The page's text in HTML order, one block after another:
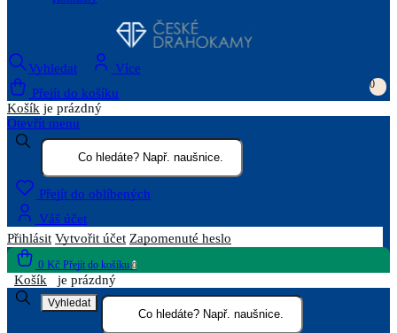
Vyhledat
Více
Přejít do košíku
0
Košík je prázdný
Otevřít menu
Přejít do oblíbených
Váš účet
Přihlásit Vytvořit účet Zapomenuté heslo
0 Kč Přejít do košíku 0
Košík je prázdný
Vyhledat